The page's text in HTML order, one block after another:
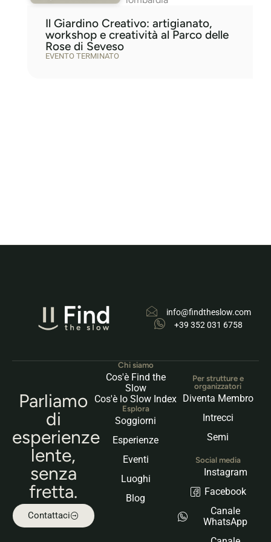
Il Giardino Creativo: artigianato,
workshop e creatività al Parco delle
Rose di Seveso
EVENTO TERMINATO
info@findtheslow.com
+39 352 031 6758
Parliamo
di
esperienze
lente,
senza
fretta.
Contattaci
Chi siamo
Cos'è Find the
Slow
Cos'è lo Slow Index
Esplora
Soggiorni
Esperienze
Eventi
Luoghi
Blog
Per strutture e
organizzatori
Diventa Membro
Intrecci
Semi
Social media
Instagram
Facebook
Canale
WhatsApp